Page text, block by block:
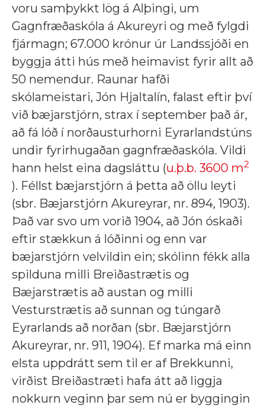
voru samþykkt lög á Alþingi, um
Gagnfræðaskóla á Akureyri og með fylgdi
fjármagn; 67.000 krónur úr Landssjóði en
byggja átti hús með heimavist fyrir allt að
50 nemendur. Raunar hafði
skólameistari, Jón Hjaltalín, falast eftir því
við bæjarstjórn, strax í september það ár,
að fá lóð í norðausturhorni Eyrarlandstúns
undir fyrirhugaðan gagnfræðaskóla. Vildi
hann helst eina dagsláttu (u.þ.b. 3600 m2
). Féllst bæjarstjórn á þetta að öllu leyti
(sbr. Bæjarstjórn Akureyrar, nr. 894, 1903).
Það var svo um vorið 1904, að Jón óskaði
eftir stækkun á lóðinni og enn var
bæjarstjórn velvildin ein; skólinn fékk alla
spilduna milli Breiðastrætis og
Bæjarstrætis að austan og milli
Vesturstrætis að sunnan og túngarð
Eyrarlands að norðan (sbr. Bæjarstjórn
Akureyrar, nr. 911, 1904). Ef marka má einn
elsta uppdrátt sem til er af Brekkunni,
virðist Breiðastræti hafa átt að liggja
nokkurn veginn þar sem nú er byggingin